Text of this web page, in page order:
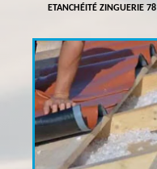
ETANCHÉITÉ ZINGUERIE 78